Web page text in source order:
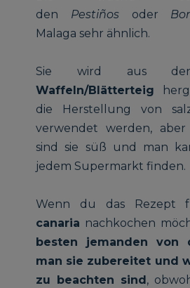
den Pestiños oder
Malaga sehr ähnlich.
Sie wird aus
Waffeln/Blätterteig
die Herstellung von
verwendet werden, aber
sind sie süß und man
jedem Supermarkt finden.
Wenn du das Rezept
canaria nachkochen
besten jemanden von
man sie zubereitet und
zu beachten sind,